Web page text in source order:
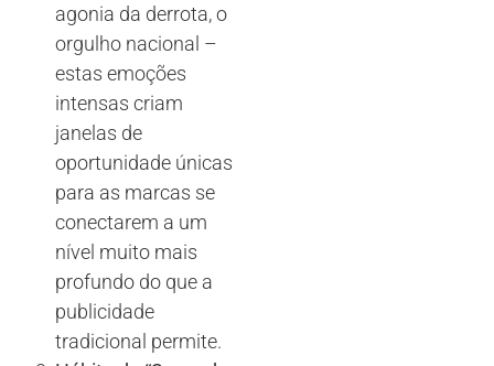
agonia da derrota, o
orgulho nacional –
estas emoções
intensas criam
janelas de
oportunidade únicas
para as marcas se
conectarem a um
nível muito mais
profundo do que a
publicidade
tradicional permite.